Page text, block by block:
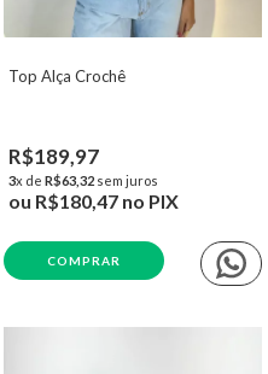
Top Alça Crochê
R$189,97
3x de R$63,32 sem juros
ou R$180,47 no PIX
COMPRAR